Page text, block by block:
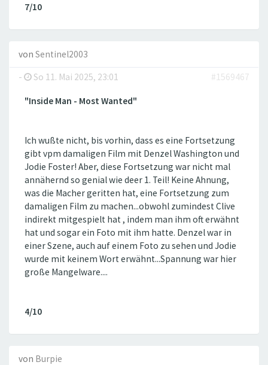
7/10
von Sentinel2003
-
So 11. Mai 2025, 23:01 #1569467
"Inside Man - Most Wanted"
Ich wußte nicht, bis vorhin, dass es eine Fortsetzung
gibt vpm damaligen Film mit Denzel Washington und
Jodie Foster! Aber, diese Fortsetzung war nicht mal
annähernd so genial wie deer 1. Teil! Keine Ahnung,
was die Macher geritten hat, eine Fortsetzung zum
damaligen Film zu machen...obwohl zumindest Clive
indirekt mitgespielt hat , indem man ihm oft erwähnt
hat und sogar ein Foto mit ihm hatte. Denzel war in
einer Szene, auch auf einem Foto zu sehen und Jodie
wurde mit keinem Wort erwähnt...‌Spannung war hier
große Mangelware....
4/10
von Burpie